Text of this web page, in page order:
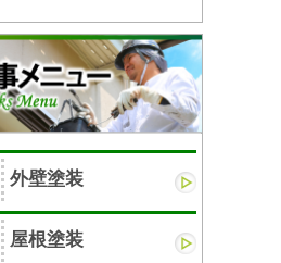
外壁塗装
屋根塗装